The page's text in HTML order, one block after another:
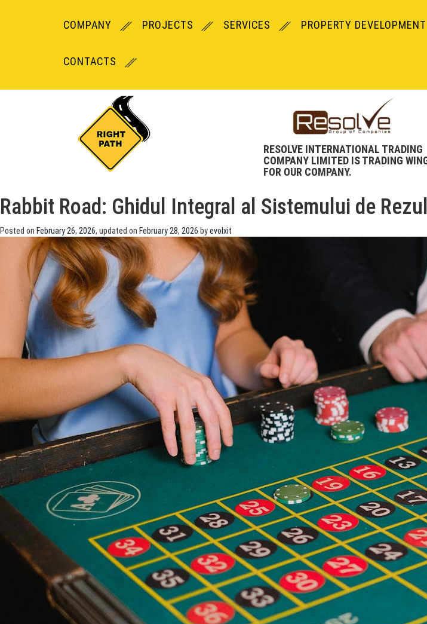
COMPANY PROJECTS SERVICES PROPERTY
CONTACTS
RESOLVE INTERNATIONAL TRADING
COMPANY LIMITED IS TRADING
FOR OUR COMPANY.
Rabbit Road: Ghidul Integral al Sistemului de
Posted on February 26, 2026, updated on February 28, 2026 byevolxit